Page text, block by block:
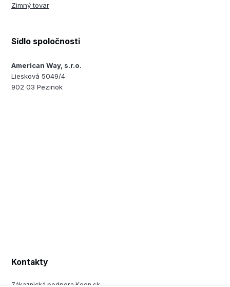
Zimný tovar
Sídlo spoločnosti
American Way, s.r.o.
Liesková 5049/4
902 03 Pezinok
Kontakty
Zákaznická podpora Keen.sk